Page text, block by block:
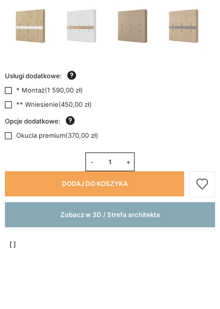
Usługi dodatkowe:
* Montaż(1 590,00 zł)
** Wniesienie(450,00 zł)
Opcje dodatkowe:
Okucia premium(370,00 zł)
- +
DODAJ DO KOSZYKA
Zobacz w 3D / Strefa architekta